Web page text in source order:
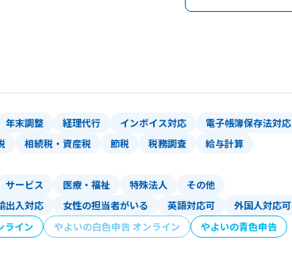
年末調整 経理代行 インボイス対応
電子帳簿保存法対応
相続税・資産税 節税 税務調査
給与計算
サービス 医療・福祉 特殊法人 その他
出入対応 女性の担当者がいる 英語対応可 外国人対応可
ライン やよいの白色申告 オンライン
やよいの青色申告